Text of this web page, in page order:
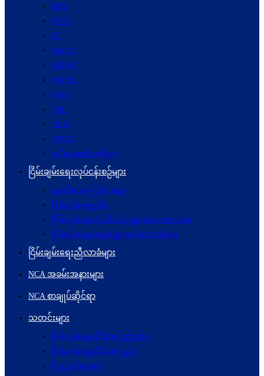
MPC
NRPC
PC
NSPCC
NSPWC
NSPNC
NSPC
JMC
JICM
UPDJC
လုပ်ငန်းကော်မတီများ
ငြိမ်းချမ်းရေးလုပ်ငန်းစဉ်များ
နောက်ခံအကြောင်းအရာ
ငြိမ်းချမ်းရေးမူဝါဒ
ငြိမ်းချမ်းရေးတွင်ပါဝင်သူများ၏ စကားသံများ
ငြိမ်းချမ်းရေးအစုအဖွဲ့များ၏စကားသံများ
ငြိမ်းချမ်းရေးညီလာခံများ
NCA အခမ်းအနားများ
NCA စာချုပ်ဆိုင်ရာ
သတင်းများ
ငြိမ်းချမ်းရေးဆိုင်ရာ(ပြည်တွင်း)
ငြိမ်းချမ်းရေးဆိုင်ရာ(ပြည်ပ)
ပြည်တွင်းရေးရာ